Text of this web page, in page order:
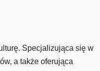
Specjalizująca się w
a także oferująca